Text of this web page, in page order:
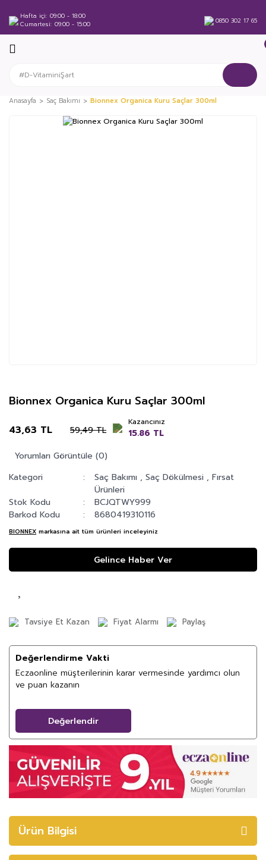
Hafta içi 09:00 - 18:00
Cumartesi 09:00 - 15:00 0850 302 17 65
Anasayfa Saç Bakımı Bionnex Organica Kuru Saçlar 300ml
Bionnex Organica Kuru Saçlar 300ml
43,63 TL 59,49 TL
Kazancınız
15.86 TL
Yorumları Görüntüle (0)
Kategori
Saç Bakımı ,Saç Dökülmesi ,Fırsat
Ürünleri
Stok Kodu
BCJQTWY999
Barkod Kodu
8680419310116
BIONNEX markasına ait tüm ürünleri inceleyiniz
Gelince Haber Ver
Tavsiye Et Kazan Fiyat Alarmı Paylaş
Değerlendirme Vakti
Eczaonline müşterilerinin karar vermesinde yardımcı olun
ve puan kazanın
Değerlendir
Ürün Bilgisi